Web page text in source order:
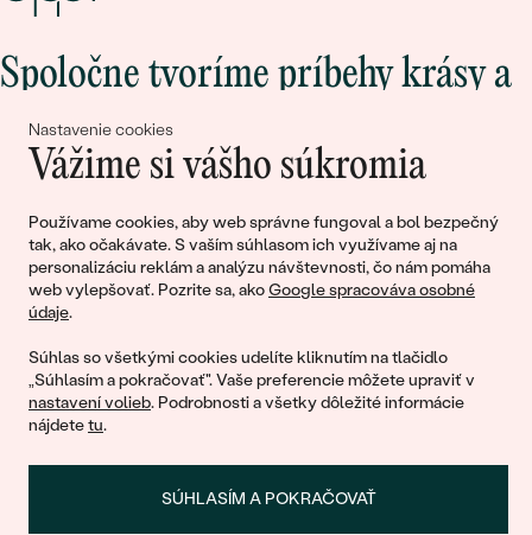
Nastavenie cookies
Vážime si vášho súkromia
Používame cookies, aby web správne fungoval a bol bezpečný
tak, ako očakávate. S vaším súhlasom ich využívame aj na
personalizáciu reklám a analýzu návštevnosti, čo nám pomáha
web vylepšovať. Pozrite sa, akoGoogle spracováva osobné
údaje.
Súhlas so všetkými cookies udelíte kliknutím na tlačidlo
„Súhlasím a pokračovať". Vaše preferencie môžete upraviť v
nastavení volieb. Podrobnosti a všetky dôležité informácie
nájdetetu.
SÚHLASÍM A POKRAČOVAŤ
Spoločne tvoríme príbehy krásy a
lásky
© 2011 - 2026, Eppi.sk